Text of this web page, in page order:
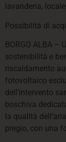
lavanderia,
Possibilità di
BORGO ALBA –
sostenibilità e
riscaldamento
fotovoltaico
dell’intervento
boschiva
la qualità
pregio, con una